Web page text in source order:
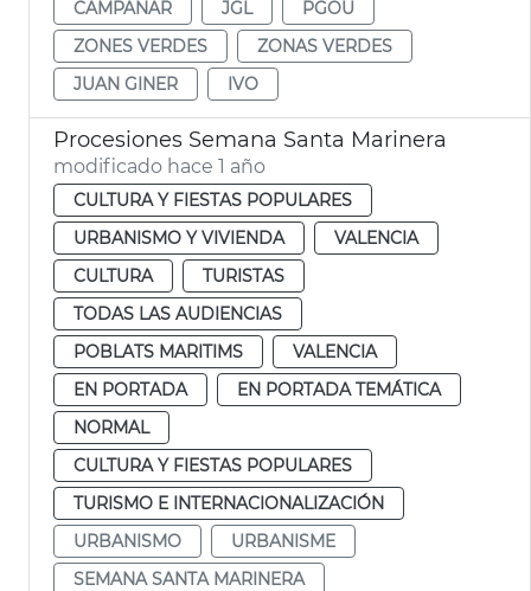
CAMPANAR JGL
PGOU
ZONES VERDES
ZONAS VERDES
JUAN GINER
IVO
Procesiones Semana Santa Marinera
modificado hace 1 año
CULTURA Y FIESTAS POPULARES
URBANISMO Y VIVIENDA
VALENCIA
CULTURA
TURISTAS
TODAS LAS AUDIENCIAS
POBLATS MARITIMS
VALENCIA
EN PORTADA
EN PORTADA TEMÁTICA
NORMAL
CULTURA Y FIESTAS POPULARES
TURISMO E INTERNACIONALIZACIÓN
URBANISMO
URBANISME
SEMANA SANTA MARINERA